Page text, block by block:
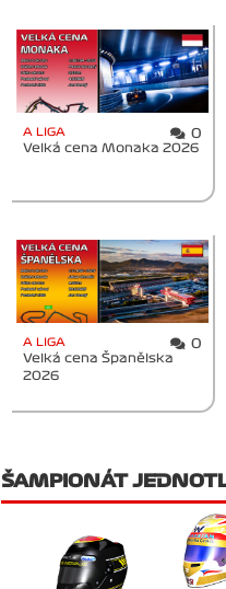
A LIGA 0
Velká cena Monaka 2026
A LIGA 0
Velká cena Španělska
2026
ŠAMPIONÁT